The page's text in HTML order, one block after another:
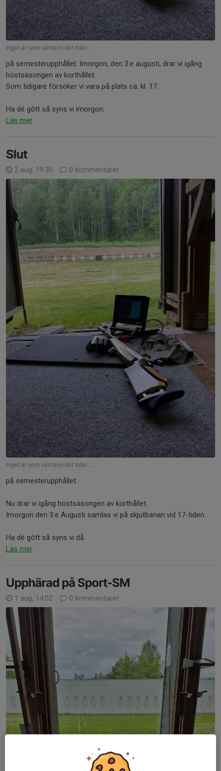
Inget är som väntans det tider.....
på semesterupphållet. Imorgon, den 3:e augusti, drar vi igång
höstsäsongen av korthållet.
Som tidigare försöker vi vara på plats ca. kl. 17.
Ha dé gôtt så syns vi imorgon.
Läs mer
Slut
2 aug, 19:30 0 kommentarer
Inget är som väntans det tider.....
på semesterupphållet.
Nu drar vi igång höstsäsongen av korthållet.
Imorgon den 3:e Augusti samlas vi på skjutbanan vid 17-tiden.
Ha dé gôtt så syns vi då.
Läs mer
Upphärad på Sport-SM
1 aug, 14:02 0 kommentarer